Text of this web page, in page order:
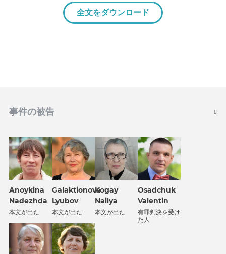
全文をダウンロード
事件の被告
Anoykina
Nadezhda
本文が出た
Galaktionova
Lyubov
本文が出た
Kogay
Nailya
本文が出た
Osadchuk
Valentin
有罪判決を受け
た人